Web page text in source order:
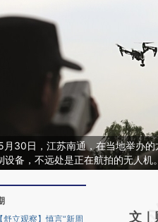
月30日，江苏南通，在当地举办
设备，不远处是正在航拍的无人机。
【舒立观察】慎言“新周
AI
文｜